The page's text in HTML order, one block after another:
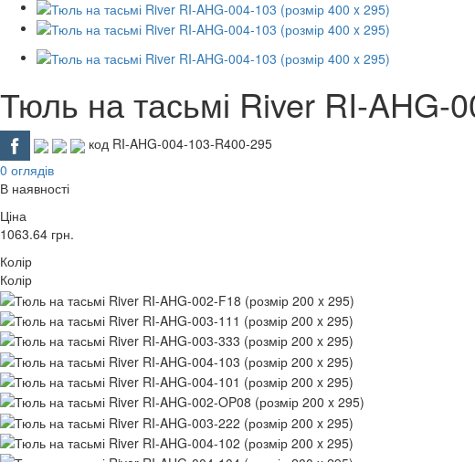
Тюль на тасьмі River RI-AHG-
код RI-AHG-004-103-R400-295
0 оглядів
В наявності
Ціна
1063.64 грн.
Колір
Колір